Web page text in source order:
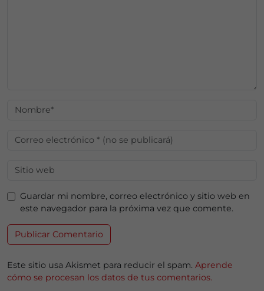
Guardar mi nombre, correo electrónico y sitio web en
este navegador para la próxima vez que comente.
Este sitio usa Akismet para reducir el spam. Aprende
cómo se procesan los datos de tus comentarios.